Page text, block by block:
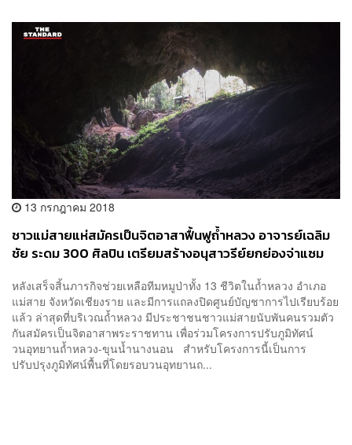
13 กรกฎาคม 2018
ชาวแม่สายแห่สมัครเป็นจิตอาสาฟื้นฟูถ้ำหลวง อาจารย์เฉลิม
ชัย ระดม 300 ศิลปิน เตรียมสร้างอนุสาวรีย์ยกย่องจ่าแซม
หลังเสร็จสิ้นภารกิจช่วยเหลือทีมหมูป่าทั้ง 13 ชีวิตในถ้ำหลวง อำเภอ
แม่สาย จังหวัดเชียงราย และมีการแถลงปิดศูนย์บัญชาการไปเรียบร้อย
แล้ว ล่าสุดที่บริเวณถ้ำหลวง มีประชาชนชาวแม่สายนับพันคนรวมตัว
กันสมัครเป็นจิตอาสาพระราชทาน เพื่อร่วมโครงการปรับภูมิทัศน์
วนอุทยานถ้ำหลวง-ขุนน้ำนางนอน สำหรับโครงการนี้เป็นการ
ปรับปรุงภูมิทัศน์พื้นที่โดยรอบวนอุทยานถ...